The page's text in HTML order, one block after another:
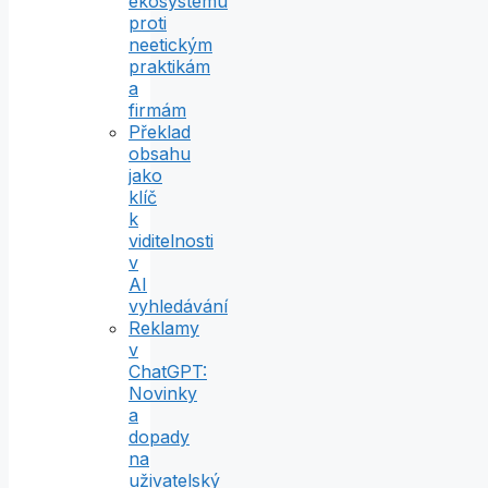
proti
neetickým
praktikám
a
firmám
Překlad
obsahu
jako
klíč
k
viditelnosti
v
AI
vyhledávání
Reklamy
v
ChatGPT:
Novinky
a
dopady
na
uživatelský